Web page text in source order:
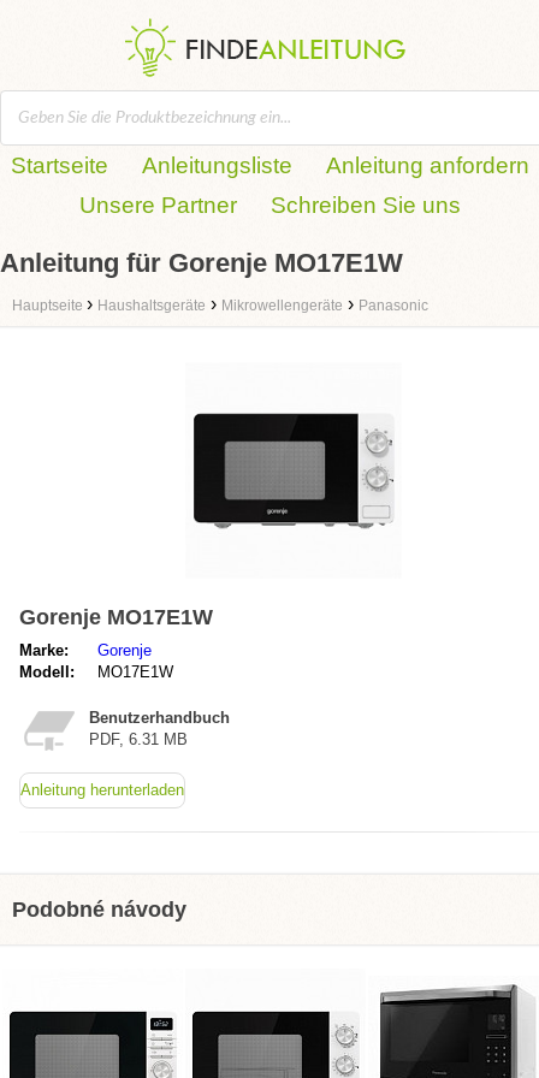
Startseite Anleitungsliste
Anleitung anfordern
Unsere Partner
Schreiben Sie uns
Anleitung für Gorenje MO17E1W
Hauptseite › Haushaltsgeräte › Mikrowellengeräte › Panasonic
Gorenje MO17E1W
Marke:
Gorenje
Modell:
MO17E1W
Benutzerhandbuch
PDF, 6.31 MB
Anleitung herunterladen
Podobné návody